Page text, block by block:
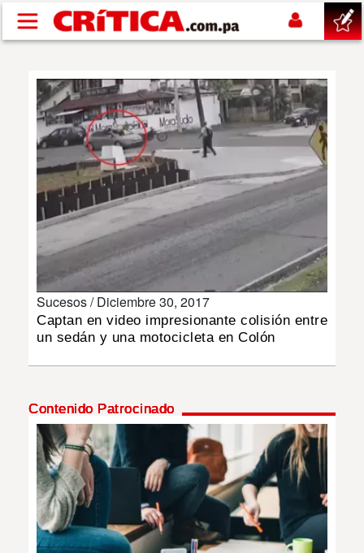
Pasar al contenido principal
SUCESOS
NACIONAL
POLÍTICA
SHOW
DEPORTES
MULTIMEDIA
IMPRESO
Sucesos /Diciembre 30, 2017
Captan en video impresionante colisión entre
un sedán y una motocicleta en Colón
Contenido Patrocinado